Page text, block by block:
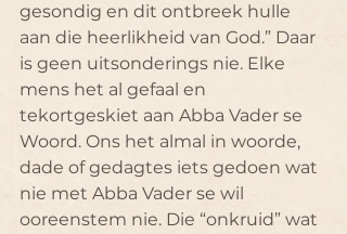
gesondig en dit ontbreek hulle
aan die heerlikheid van God.” Daar
is geen uitsonderings nie. Elke
mens het al gefaal en
tekortgeskiet aan Abba Vader se
Woord. Ons het almal in woorde,
dade of gedagtes iets gedoen wat
nie met Abba Vader se wil
ooreenstem nie. Die “onkruid” wat